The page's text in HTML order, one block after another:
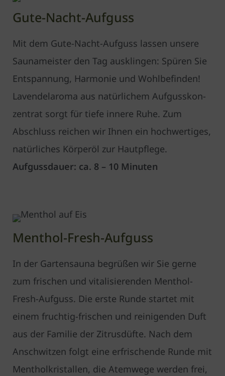
Gute-Nacht-Aufguss
Mit dem Gute-Nacht-Aufguss lassen unsere
Saunameister den Tag ausklingen: Spüren Sie
Entspannung, Harmonie und Wohlbefinden!
Lavendelaroma aus natürlichem Aufgusskon­
zentrat sorgt für tiefe innere Ruhe. Zum
Abschluss reichen wir Ihnen ein hochwertiges,
natürliches Körperöl zur Hautpflege.
Aufgussdauer: ca. 8 – 10 Minuten
Menthol-Fresh-Aufguss
In der Gartensauna begrüßen wir Sie gerne
zum frischen und vitalisierenden Menthol-
Fresh-Aufguss. Die erste Runde startet mit
einem fruchtig-frischen und reinigenden Duft
aus der Familie der Zitrusdüfte. Nach dem
Anschwitzen folgt eine erfrischende Runde mit
Mentholkristallen, die Atemwege werden frei,